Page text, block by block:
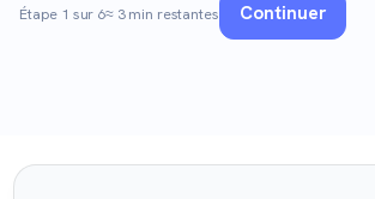
Étape 1 sur 6≈ 3 min restantes Continuer